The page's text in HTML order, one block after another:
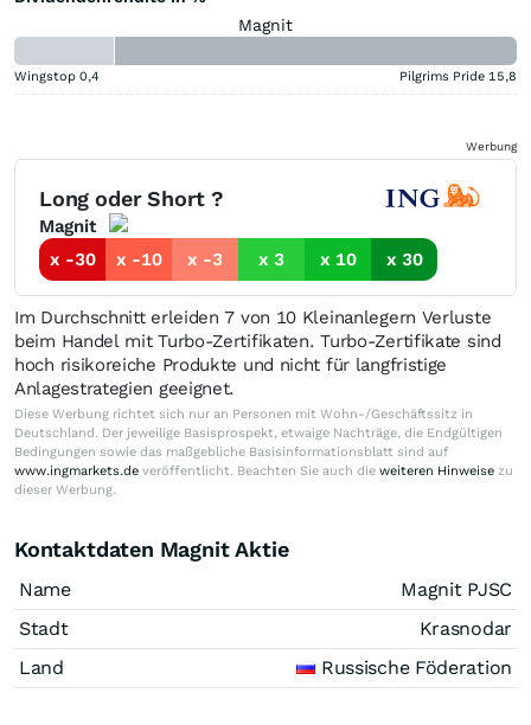
Magnit
Wingstop 0,4 Pilgrims Pride 15,8
Werbung
Long oder Short ?
Magnit
x -30
x -10 x -3 x 3 x 10 x 30
Im Durchschnitt erleiden 7 von 10 Kleinanlegern Verluste
beim Handel mit Turbo-Zertifikaten. Turbo-Zertifikate sind
hoch risikoreiche Produkte und nicht für langfristige
Anlagestrategien geeignet.
Diese Werbung richtet sich nur an Personen mit Wohn-/Geschäftssitz in
Deutschland. Der jeweilige Basisprospekt, etwaige Nachträge, die Endgültigen
Bedingungen sowie das maßgebliche Basisinformationsblatt sind auf
www.ingmarkets.de veröffentlicht. Beachten Sie auch die weiteren Hinweise zu
dieser Werbung.
Kontaktdaten Magnit Aktie
Name
Magnit PJSC
Stadt
Krasnodar
Land
Russische Föderation